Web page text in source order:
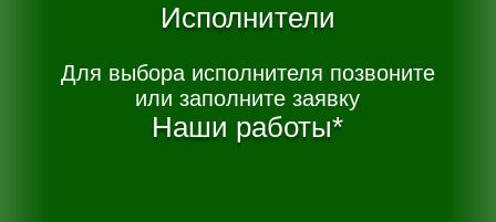
Исполнители
Для выбора исполнителя позвоните
или заполните заявку
Наши работы*